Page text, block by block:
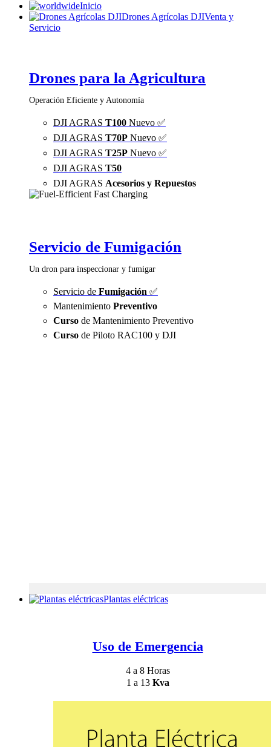
Inicio
Drones Agrícolas DJIVenta y
Servicio
Drones para la Agricultura
Operación Eficiente y Autonomía
DJI AGRAS T100 Nuevo ✅
DJI AGRAS T70P Nuevo ✅
DJI AGRAS T25P Nuevo ✅
DJI AGRAS T50
DJI AGRAS Acesorios y Repuestos
Servicio de Fumigación
Un dron para inspeccionar y fumigar
Servicio de Fumigación ✅
Mantenimiento Preventivo
Curso de Mantenimiento Preventivo
Curso de Piloto RAC100 y DJI
Plantas eléctricas
Uso de Emergencia
4 a 8 Horas
1 a 13 Kva